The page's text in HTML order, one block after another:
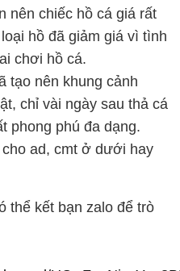
nên chiếc hồ cá giá rất
hồ đã giảm giá vì tình
chơi hồ cá.
tạo nên khung cảnh
chỉ vài ngày sau thả cá
phong phú đa dạng.
ad, cmt ở dưới hay
thể kết bạn zalo để trò